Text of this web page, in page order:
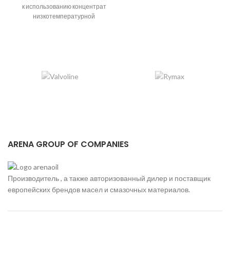
к использованию концентрат
низкотемпературной
ARENA GROUP OF COMPANIES
Производитель , а также авторизованный дилер и поставщик
европейских брендов масел и смазочных материалов.